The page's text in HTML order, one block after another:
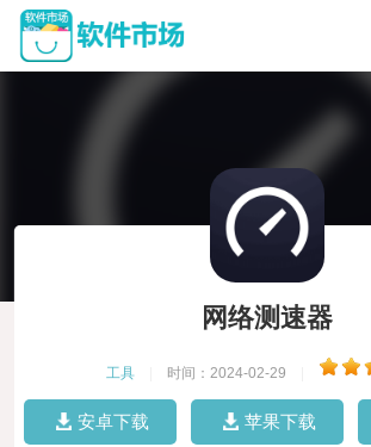
网络测速器
工具 时间：2024-02-29
安卓下载 苹果下载